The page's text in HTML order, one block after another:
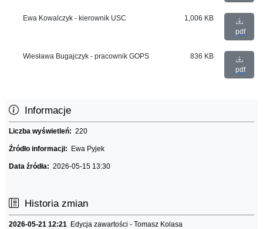
Ewa Kowalczyk - kierownik USC
1,006 KB
pdf
Wiesława Bugajczyk - pracownik GOPS
836 KB
pdf
Informacje
Liczba wyświetleń: 220
Źródło informacji: Ewa Pyjek
Data źródła: 2026-05-15 13:30
Historia zmian
2026-05-21 12:21 Edycja zawartości - Tomasz Kolasa